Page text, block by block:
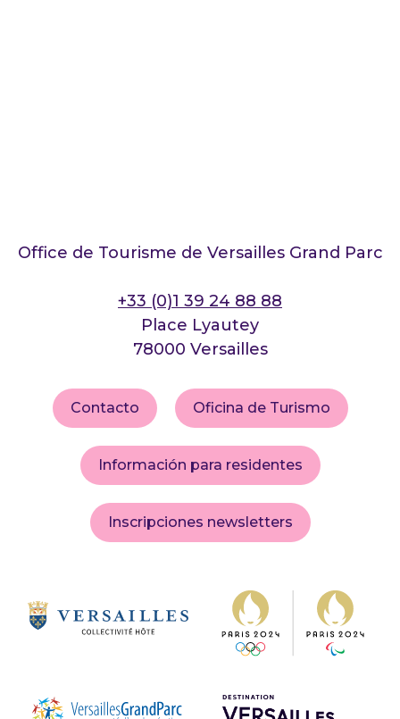
Office de Tourisme de Versailles Grand Parc
+33 (0)1 39 24 88 88
Place Lyautey
78000 Versailles
Contacto Oficina de Turismo
Información para residentes
Inscripciones newsletters